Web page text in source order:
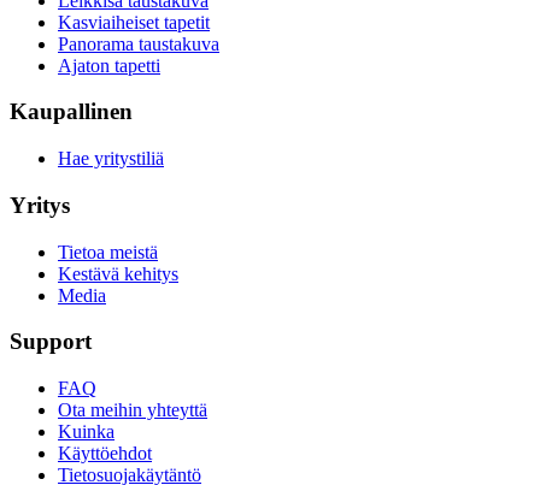
Kasviaiheiset tapetit
Panorama taustakuva
Ajaton tapetti
Kaupallinen
Hae yritystiliä
Yritys
Tietoa meistä
Kestävä kehitys
Media
Support
FAQ
Ota meihin yhteyttä
Kuinka
Käyttöehdot
Tietosuojakäytäntö